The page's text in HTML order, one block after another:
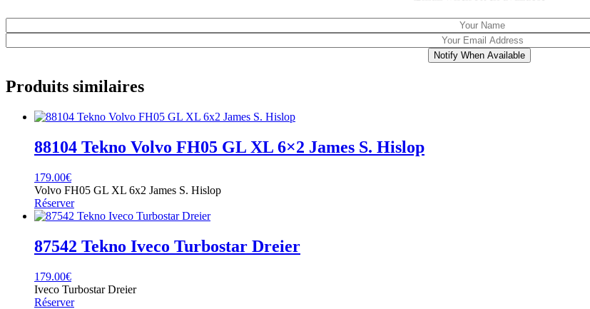
Notify When Available
Produits similaires
88104 Tekno Volvo FH05 GL XL 6×2 James S. Hislop
179.00€
Volvo FH05 GL XL 6x2 James S. Hislop
Réserver
87542 Tekno Iveco Turbostar Dreier
179.00€
Iveco Turbostar Dreier
Réserver